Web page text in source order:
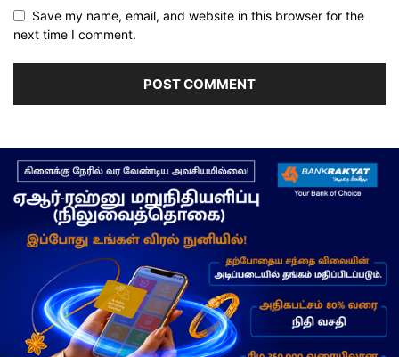
Save my name, email, and website in this browser for the
next time I comment.